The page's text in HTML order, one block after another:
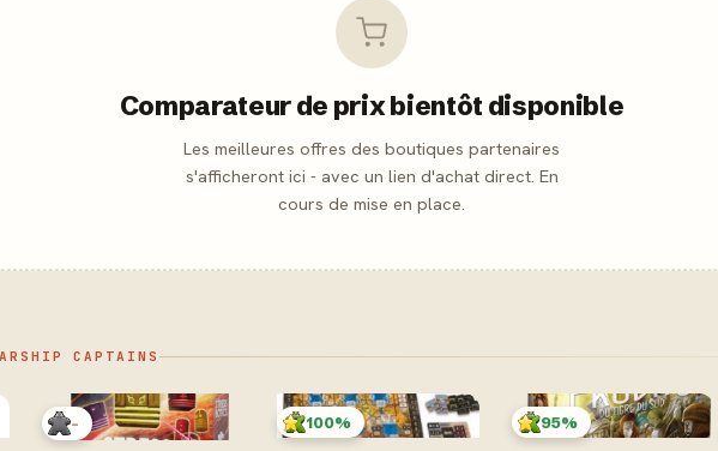
Comparateur de prix bientôt disponible
Les meilleures offres des boutiques partenaires
s'afficheront ici - avec un lien d'achat direct. En
cours de mise en place.
CAPTAINS
- 100% 95%